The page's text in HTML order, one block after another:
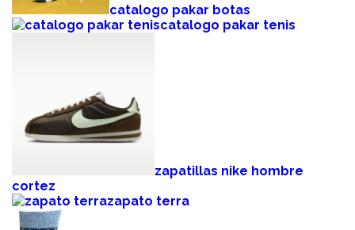
catalogo pakar botas
catalogo pakar tenis
zapatillas nike hombre
cortez
zapato terra